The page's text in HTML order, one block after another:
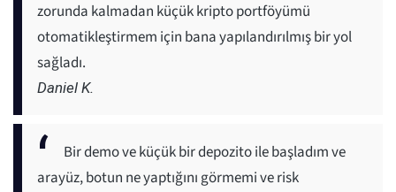
zorunda kalmadan küçük kripto portföyümü
otomatikleştirmem için bana yapılandırılmış bir yol
sağladı.
Daniel K.
Bir demo ve küçük bir depozito ile başladım ve
arayüz, botun ne yaptığını görmemi ve risk